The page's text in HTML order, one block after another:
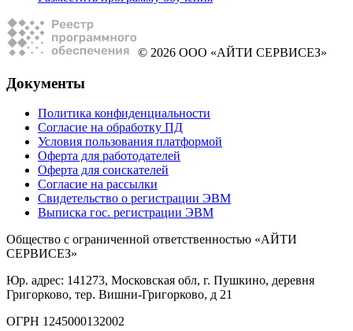
© 2026 ООО «АЙТИ СЕРВИСЕЗ»
Документы
Политика конфиденциальности
Согласие на обработку ПД
Условия пользования платформой
Оферта для работодателей
Оферта для соискателей
Согласие на рассылки
Свидетельство о регистрации ЭВМ
Выписка гос. регистрации ЭВМ
Общество с ограниченной ответственностью «АЙТИ
СЕРВИСЕЗ»
Юр. адрес: 141273, Московская обл, г. Пушкино, деревня
Григорково, тер. Вишни-Григорково, д 21
ОГРН 1245000132002